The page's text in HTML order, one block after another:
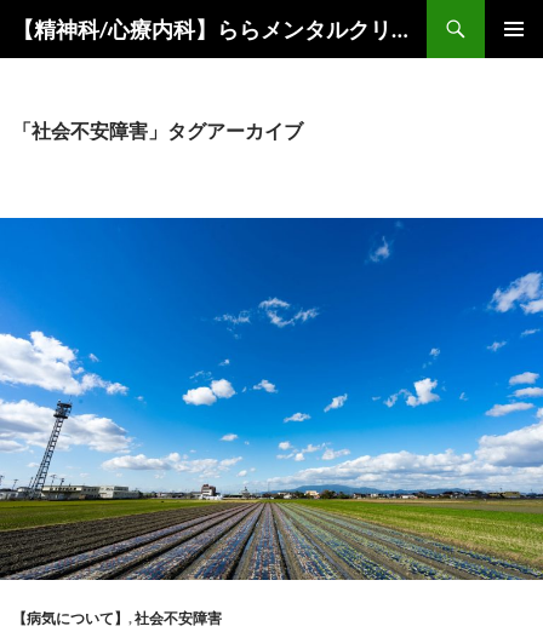
キ
【精神科/心療内科】ららメンタルクリニック
「社会不安障害」タグアーカイブ
【病気について】 ,社会不安障害